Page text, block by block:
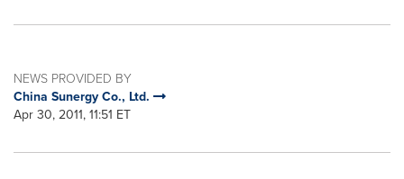
NEWS PROVIDED BY
China Sunergy Co., Ltd.
Apr 30, 2011, 11:51 ET